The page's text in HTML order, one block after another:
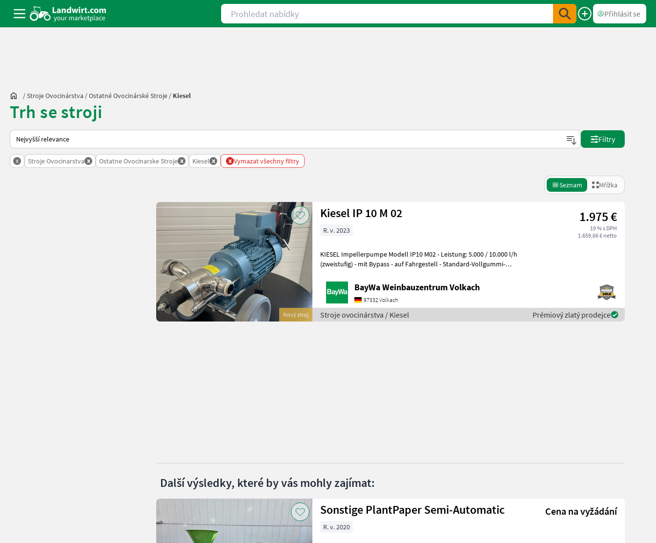
Prohledat nabídky
Přihlásit se
/Stroje Ovocinárstva /Ostatné Ovocinárské Stroje / Kiesel
Trh se stroji
Takto se řadí nabídky na Landwirt.com
Filtry
x Stroje Ovocinarstva x Ostatne Ovocinarske Stroje x Kiesel x x Vymazat všechny filtry
Seznam Mřížka
Nový stroj
Kiesel IP 10 M 02 1.975 €
19 % s DPH
1.659,66 € netto
R. v. 2023
KIESEL Impellerpumpe Modell IP10 M02 - Leistung: 5.000 / 10.000 l/h
(zweistufig) - mit Bypass - auf Fahrgestell - Standard-Vollgummi-
BayWa Weinbauzentrum Volkach
97332 Volkach
Stroje ovocinárstva / Kiesel Prémiový zlatý prodejce
Další výsledky, které by vás mohly zajímat:
Sonstige PlantPaper Semi-Automatic Cena na vyžádání
R. v. 2020